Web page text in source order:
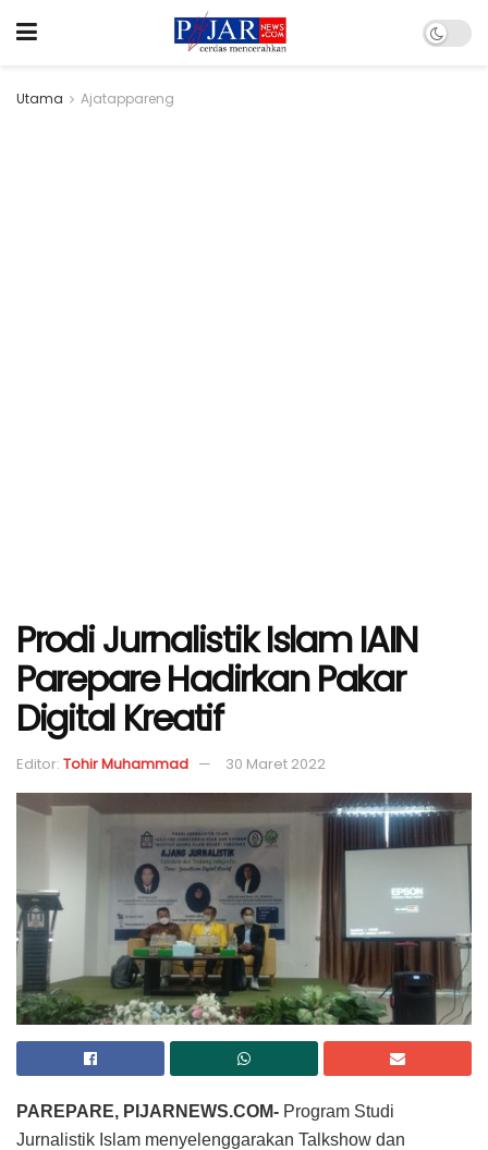
Utama Ajatappareng
Prodi Jurnalistik Islam IAIN
Parepare Hadirkan Pakar
Digital Kreatif
Editor: Tohir Muhammad 30 Maret 2022
PAREPARE, PIJARNEWS.COM- Program Studi
Jurnalistik Islam menyelenggarakan Talkshow dan